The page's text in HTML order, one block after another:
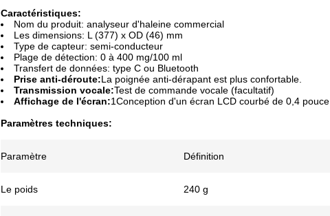
Caractéristiques:
Nom du produit: analyseur d'haleine commercial
Les dimensions: L (377) x OD (46) mm
Type de capteur: semi-conducteur
Plage de détection: 0 à 400 mg/100 ml
Transfert de données: type C ou Bluetooth
Prise anti-déroute:La poignée anti-dérapant est plus confortable.
Transmission vocale:Test de commande vocale (facultatif)
Affichage de l'écran:1Conception d'un écran LCD courbé de 0,4 pouce
Paramètres techniques:
Paramètre Définition
Le poids 240 g